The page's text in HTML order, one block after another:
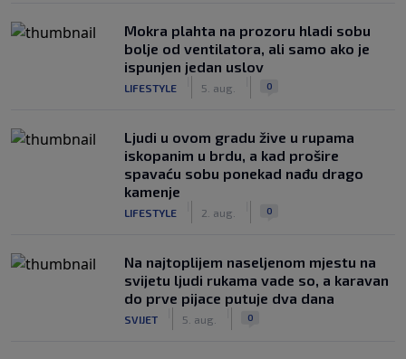
Mokra plahta na prozoru hladi sobu
bolje od ventilatora, ali samo ako je
ispunjen jedan uslov
LIFESTYLE 5. aug. 0
Ljudi u ovom gradu žive u rupama
iskopanim u brdu, a kad prošire
spavaću sobu ponekad nađu drago
kamenje
LIFESTYLE 2. aug. 0
Na najtoplijem naseljenom mjestu na
svijetu ljudi rukama vade so, a karavan
do prve pijace putuje dva dana
SVIJET 5. aug. 0